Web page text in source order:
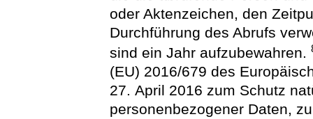
oder Aktenzeichen, den
Durchführung des Abrufs
sind ein Jahr aufzubewahren.
(EU) 2016/679 des
27. April 2016 zum Schutz
personenbezogener Daten,